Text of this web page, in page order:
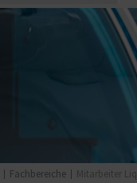
Fachbereiche Mitarbeiter